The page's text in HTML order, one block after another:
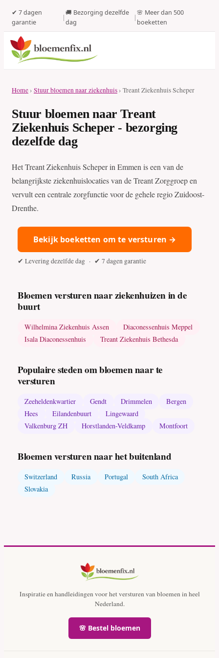
✔ 7 dagen
garantie
|
🚚 Bezorging dezelfde
dag
|
🌸 Meer dan 500
boeketten
Home› Stuur bloemen naar ziekenhuis› Treant Ziekenhuis Scheper
Stuur bloemen naar Treant
Ziekenhuis Scheper - bezorging
dezelfde dag
Het Treant Ziekenhuis Scheper in Emmen is een van de
belangrijkste ziekenhuislocaties van de Treant Zorggroep en
vervult een centrale zorgfunctie voor de gehele regio Zuidoost-
Drenthe.
Bekijk boeketten om te versturen →
✔ Levering dezelfde dag · ✔ 7 dagen garantie
Bloemen versturen naar ziekenhuizen in de
buurt
Wilhelmina Ziekenhuis Assen
Diaconessenhuis Meppel
Isala Diaconessenhuis
Treant Ziekenhuis Bethesda
Populaire steden om bloemen naar te
versturen
Zeeheldenkwartier Gendt Drimmelen
Bergen
Hees
Eilandenbuurt
Lingewaard
Valkenburg ZH
Horstlanden-Veldkamp Montfoort
Bloemen versturen naar het buitenland
Switzerland Russia Portugal
South Africa
Slovakia
Inspiratie en handleidingen voor het versturen van bloemen in heel
Nederland.
🌸 Bestel bloemen